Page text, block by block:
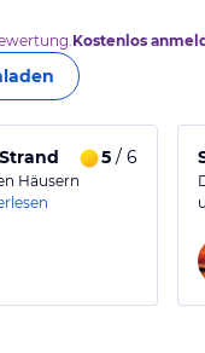
Kostenlos
5 / 6
Häusern